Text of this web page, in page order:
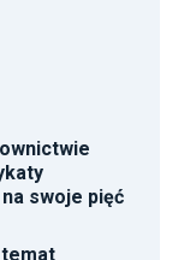
swoje pięć